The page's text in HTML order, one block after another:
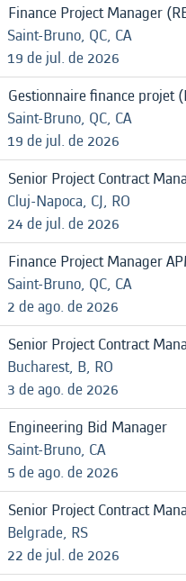
Finance Project Manager
Saint-Bruno, QC, CA
19 de jul. de 2026
Gestionnaire finance projet
Saint-Bruno, QC, CA
19 de jul. de 2026
Senior Project Contract
Cluj-Napoca, CJ, RO
24 de jul. de 2026
Finance Project Manager
Saint-Bruno, QC, CA
2 de ago. de 2026
Senior Project Contract
Bucharest, B, RO
3 de ago. de 2026
Engineering Bid Manager
Saint-Bruno, CA
5 de ago. de 2026
Senior Project Contract
Belgrade, RS
22 de jul. de 2026